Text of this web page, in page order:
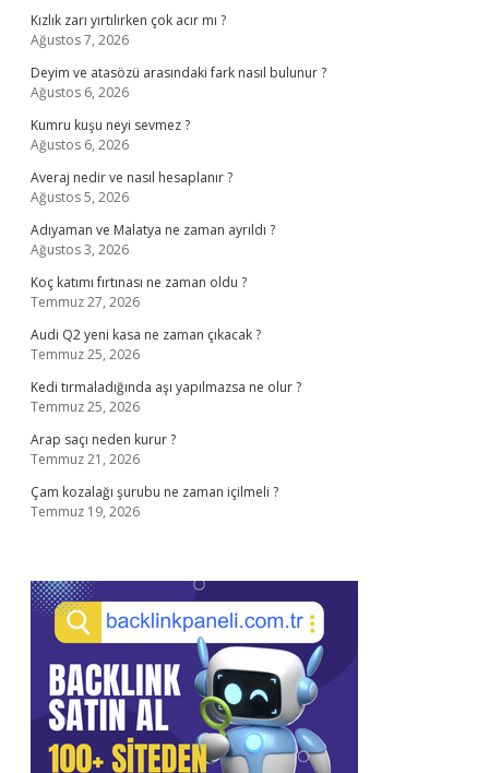
Kızlık zarı yırtılırken çok acır mı ?
Ağustos 7, 2026
Deyim ve atasözü arasındaki fark nasıl bulunur ?
Ağustos 6, 2026
Kumru kuşu neyi sevmez ?
Ağustos 6, 2026
Averaj nedir ve nasıl hesaplanır ?
Ağustos 5, 2026
Adıyaman ve Malatya ne zaman ayrıldı ?
Ağustos 3, 2026
Koç katımı fırtınası ne zaman oldu ?
Temmuz 27, 2026
Audi Q2 yeni kasa ne zaman çıkacak ?
Temmuz 25, 2026
Kedi tırmaladığında aşı yapılmazsa ne olur ?
Temmuz 25, 2026
Arap saçı neden kurur ?
Temmuz 21, 2026
Çam kozalağı şurubu ne zaman içilmeli ?
Temmuz 19, 2026